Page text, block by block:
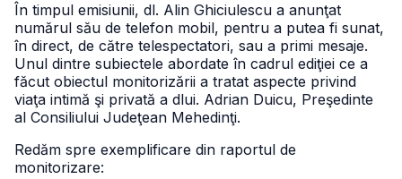
În timpul emisiunii, dl. Alin Ghiciulescu a anunţat
numărul său de telefon mobil, pentru a putea fi sunat,
în direct, de către telespectatori, sau a primi mesaje.
Unul dintre subiectele abordate în cadrul ediţiei ce a
făcut obiectul monitorizării a tratat aspecte privind
viaţa intimă şi privată a dlui. Adrian Duicu, Preşedinte
al Consiliului Judeţean Mehedinţi.
Redăm spre exemplificare din raportul de
monitorizare: